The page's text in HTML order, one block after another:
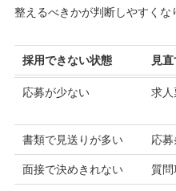
整えるべきかが判断しやすくな
採用できない状態 見
応募が少ない 求
書類で見送りが多い 応
面接で決めきれない 質